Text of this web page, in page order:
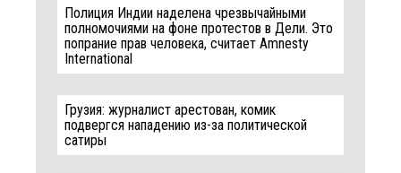
Полиция Индии наделена чрезвычайными
полномочиями на фоне протестов в Дели. Это
попрание прав человека, считает Amnesty
International
Грузия: журналист арестован, комик
подвергся нападению из-за политической
сатиры